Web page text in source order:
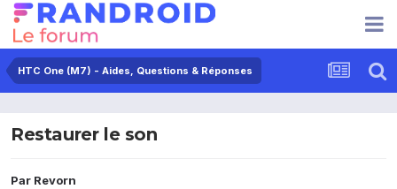
HTC One (M7) - Aides, Questions & Réponses
Restaurer le son
Par Revorn